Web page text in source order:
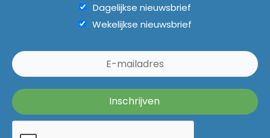
Dagelijkse nieuwsbrief
Wekelijkse nieuwsbrief